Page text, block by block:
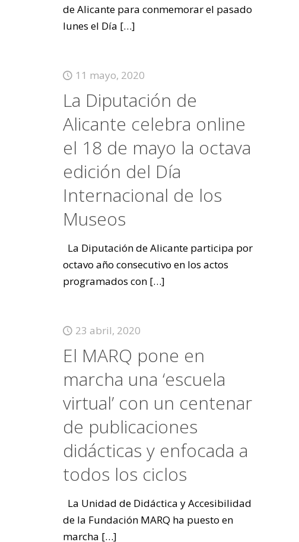
de Alicante para conmemorar el pasado
lunes el Día […]
11 mayo, 2020
La Diputación de
Alicante celebra online
el 18 de mayo la octava
edición del Día
Internacional de los
Museos
La Diputación de Alicante participa por
octavo año consecutivo en los actos
programados con[…]
23 abril, 2020
El MARQ pone en
marcha una ‘escuela
virtual’ con un centenar
de publicaciones
didácticas y enfocada a
todos los ciclos
La Unidad de Didáctica y Accesibilidad
de la Fundación MARQ ha puesto en
marcha […]